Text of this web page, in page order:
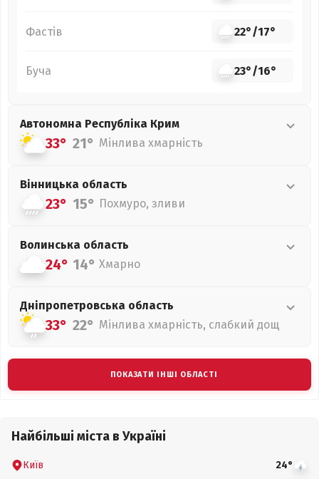
Фастів 22°/17°
Буча 23°/16°
Автономна Республіка Крим
33° 21° Мінлива хмарність
Вінницька область
23° 15° Похмуро, зливи
Волинська область
24° 14° Хмарно
Дніпропетровська область
33° 22° Мінлива хмарність, слабкий дощ
ПОКАЗАТИ ІНШІ ОБЛАСТІ
Найбільші міста в Україні
Київ 24°